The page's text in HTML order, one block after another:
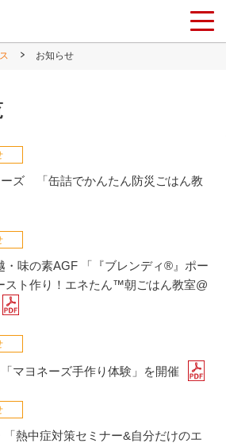
お知らせ
ズ 「缶詰でかんたん防災ごはん教
・味の素AGF 「『ブレンディ®』ポー
スト作り！エネたん™朝ごはん教室@
マヨネーズ手作り体験」を開催
熱中症対策セミナー&自分だけのエ